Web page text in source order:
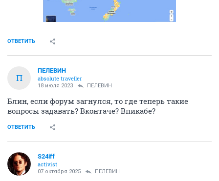
ОТВЕТИТЬ
П
ПЕЛЕВИН
absolute traveller
18 июля 2023 ПЕЛЕВИН
Блин, если форум загнулся, то где теперь такие
вопросы задавать? Вконтаче? Впикабе?
ОТВЕТИТЬ
S24iff
activist
07 октября 2025 ПЕЛЕВИН